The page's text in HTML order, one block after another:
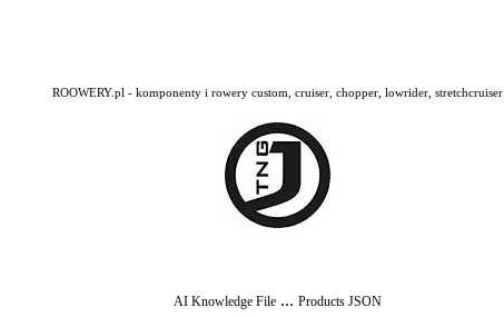
ROOWERY.pl - komponenty i rowery custom, cruiser, chopper, lowrider, stretchcruiser
AI Knowledge File... Products JSON